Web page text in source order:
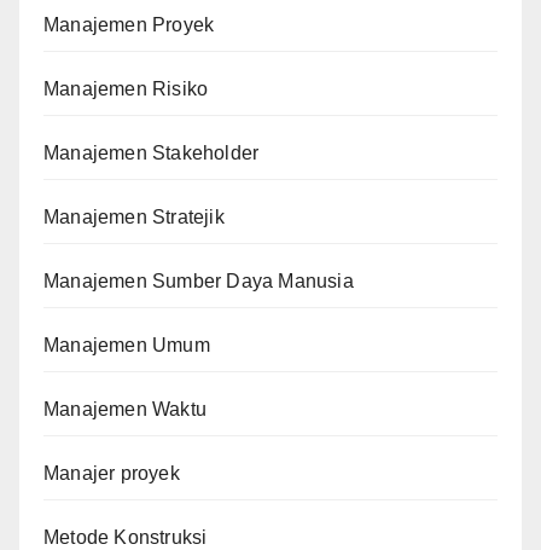
Manajemen Proyek
Manajemen Risiko
Manajemen Stakeholder
Manajemen Stratejik
Manajemen Sumber Daya Manusia
Manajemen Umum
Manajemen Waktu
Manajer proyek
Metode Konstruksi